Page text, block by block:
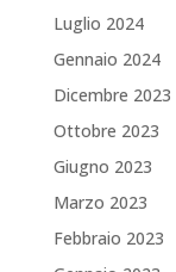
Luglio 2024
Gennaio 2024
Dicembre 2023
Ottobre 2023
Giugno 2023
Marzo 2023
Febbraio 2023